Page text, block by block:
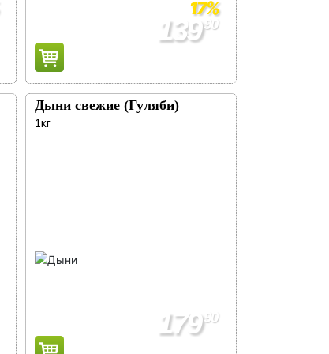
17%
13990
Дыни свежие (Гуляби)
1кг
17990